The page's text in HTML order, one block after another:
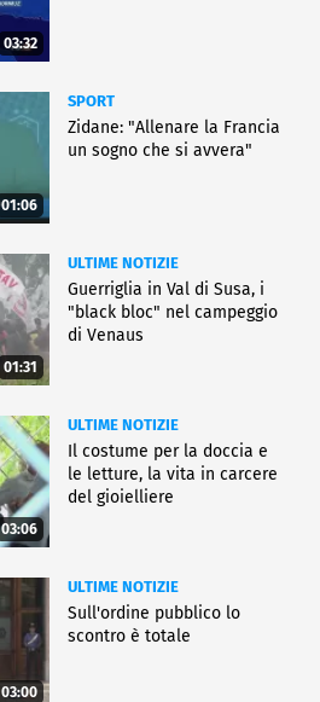
03:32
01:06
SPORT
Zidane: "Allenare la Francia
un sogno che si avvera"
01:31
ULTIME NOTIZIE
Guerriglia in Val di Susa, i
"black bloc" nel campeggio
di Venaus
03:06
ULTIME NOTIZIE
Il costume per la doccia e
le letture, la vita in carcere
del gioielliere
03:00
ULTIME NOTIZIE
Sull'ordine pubblico lo
scontro è totale